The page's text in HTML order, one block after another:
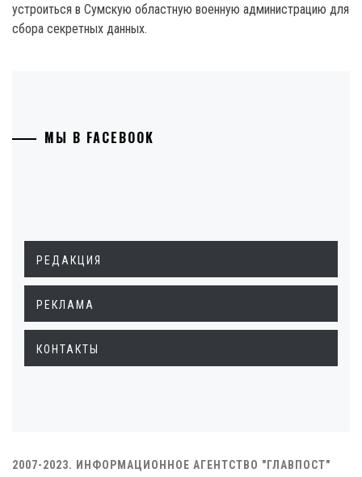
устроиться в Сумскую областную военную администрацию для
сбора секретных данных.
МЫ В FACEBOOK
РЕДАКЦИЯ
РЕКЛАМА
КОНТАКТЫ
2007-2023. ИНФОРМАЦИОННОЕ АГЕНТСТВО "ГЛАВПОСТ"